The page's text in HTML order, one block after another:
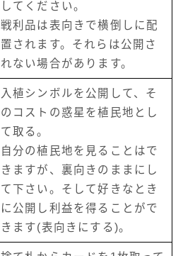
してください。
戦利品は表向きで横倒しに配
置されます。それらは公開さ
れない場合があります。
入植シンボルを公開して、そ
のコストの惑星を植民地とし
て取る。
自分の植民地を見ることはで
きますが、裏向きのままにし
て下さい。そして好きなとき
に公開し利益を得ることがで
きます(表向きにする)。